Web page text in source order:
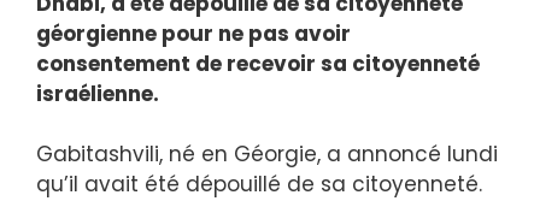
géorgienne pour ne pas avoir
consentement de recevoir sa citoyenneté
israélienne.
Gabitashvili, né en Géorgie, a annoncé lundi
qu’il avait été dépouillé de sa citoyenneté.